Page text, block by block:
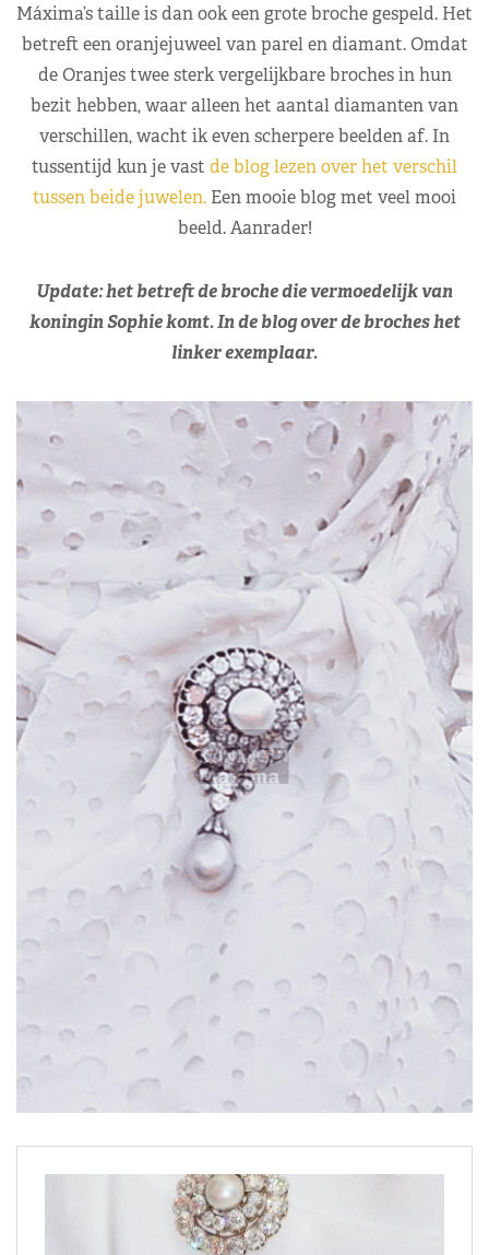
Máxima’s taille is dan ook een grote broche gespeld. Het
betreft een oranjejuweel van parel en diamant. Omdat
de Oranjes twee sterk vergelijkbare broches in hun
bezit hebben, waar alleen het aantal diamanten van
verschillen, wacht ik even scherpere beelden af. In
tussentijd kun je vast de blog lezen over het verschil
tussen beide juwelen. Een mooie blog met veel mooi
beeld. Aanrader!
Update: het betreft de broche die vermoedelijk van
koningin Sophie komt. In de blog over de broches het
linker exemplaar.